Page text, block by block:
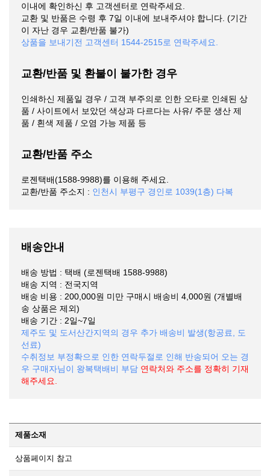
이내에 확인하신 후 고객센터로 연락주세요.
교환 및 반품은 수령 후 7일 이내에 보내주셔야 합니다. (기간
이 자난 경우 교환/반품 불가)
상품을 보내기전 고객센터 1544-2515로 연락주세요.
교환/반품 및 환불이 불가한 경우
인쇄하신 제품일 경우 / 고객 부주의로 인한 오타로 인쇄된 상
품 / 사이트에서 보았던 색상과 다르다는 사유/ 주문 생산 제
품 / 흰색 제품 / 오염 가능 제품 등
교환/반품 주소
로젠택배(1588-9988)를 이용해 주세요.
교환/반품 주소지 : 인천시 부평구 경인로 1039(1층) 다복
배송안내
배송 방법 : 택배 (로젠택배 1588-9988)
배송 지역 : 전국지역
배송 비용 : 200,000원 미만 구매시 배송비 4,000원 (개별배
송 상품은 제외)
배송 기간 : 2일~7일
제주도 및 도서산간지역의 경우 추가 배송비 발생(항공료, 도
선료)
수취정보 부정확으로 인한 연락두절로 인해 반송되어 오는 경
우 구매자님이 왕복택배비 부담 연락처와 주소를 정확히 기재
해주세요.
제품소재
상품페이지 참고